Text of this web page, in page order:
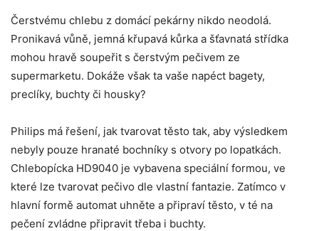
Čerstvému ​​chlebu z domácí pekárny nikdo neodolá.
Pronikavá vůně, jemná křupavá kůrka a šťavnatá střídka
mohou hravě soupeřit s čerstvým pečivem ze
supermarketu. Dokáže však ta vaše napéct bagety,
preclíky, buchty či housky?
Philips má řešení, jak tvarovat těsto tak, aby výsledkem
nebyly pouze hranaté bochníky s otvory po lopatkách.
Chlebopícka HD9040 je vybavena speciální formou, ve
které lze tvarovat pečivo dle vlastní fantazie. Zatímco v
hlavní formě automat uhněte a připraví těsto, v té na
pečení zvládne připravit třeba i buchty.